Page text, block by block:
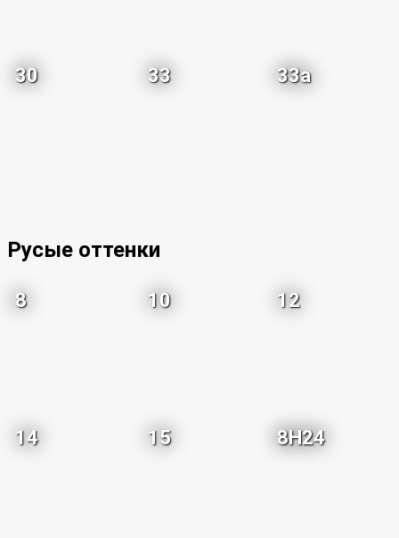
30 33 33a
Русые оттенки
8 10 12
14 15 8H24